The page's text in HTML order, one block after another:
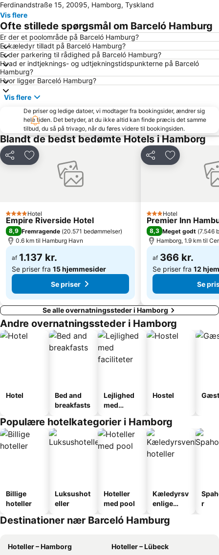
Hamburg-Altstadt
Sternschanze
Barclaycard Arena
Hamburg Havn
Alster Hamburg
Hamburg-Nord
Altona-Altstadt
Hagenbeck Zoo
Billstedt Center
CCH Hamburg kongresscenter
Blankenese
Lüneburg Town Hall
Speicherstadt
Imtech Arena
Hauptbahnhof Süd Metro Station
Hamburg Marathon
Volksbank Arena Hamburg
Mönckebergstraße
Bergedorf
Wild Park Lüneburger Heide
ZOB Bus-Port Hamburg
Wandsbek
HolstenTherme
Automaten-Spielbank Steindamm
Hamburger Dom
Victoria Stadion
Stellingen
Altona-Nord
Ferdinandstraße 15, 20095, Hamborg, Tyskland
Vis flere
Ofte stillede spørgsmål om Barceló Hamburg
Er der et poolområde på Barceló Hamburg?
Er kæledyr tilladt på Barceló Hamburg?
Er der parkering til rådighed på Barceló Hamburg?
Hvad er indtjeknings- og udtjekningstidspunkterne på Barceló
Hamburg?
Hvor ligger Barceló Hamburg?
Vis flere
De priser og ledige datoer, vi modtager fra bookingsider, ændrer sig
hele tiden. Det betyder, at du ikke altid kan finde præcis det samme
tilbud, du så på trivago, når du føres videre til bookingsiden.
Blandt de bedst bedømte Hotels i Hamborg
Del Føj til favoritter
4 Stjerner
Hotel
Empire Riverside Hotel
8,9 Fremragende (20.571 bedømmelser)
0.6 km til Hamburg Havn
af 1.137 kr.
Se priser fra 15 hjemmesider
Se priser
Del Føj til
3 Stjerner
Hotel
Premier Inn
8,3 Meget godt (7.546
Hamborg, 1.9 km til
af 366 kr.
Se priser fra 12
Se
Se alle overnatningssteder i Hamborg
Andre overnatningssteder i Hamborg
Hotel
Bed and
breakfasts
Lejlighed
med
Hostel
Populære hotelkategorier i Hamborg
Billige
hoteller
Luksushot
eller
Hoteller
med pool
Kæledyrsv
enlige
r
Destinationer nær Barceló Hamburg
Hoteller – Hamborg
Hoteller – Lübeck